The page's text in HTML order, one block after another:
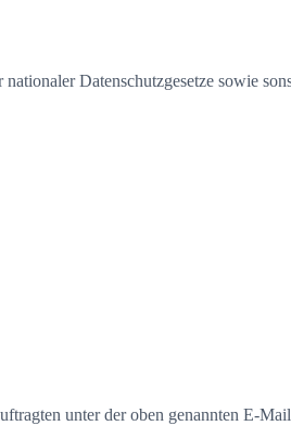
Datenschutzgesetze sowie
unter der oben genannten E-